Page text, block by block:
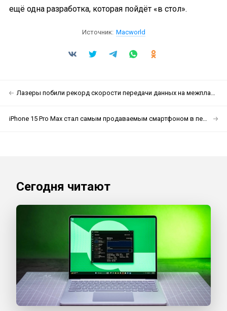
ещё одна разработка, которая пойдёт «в стол».
Источник: Macworld
Лазеры побили рекорд скорости передачи данных на межпланетные расстояния
iPhone 15 Pro Max стал самым продаваемым смартфоном в первом квартале 2024 года
Сегодня читают